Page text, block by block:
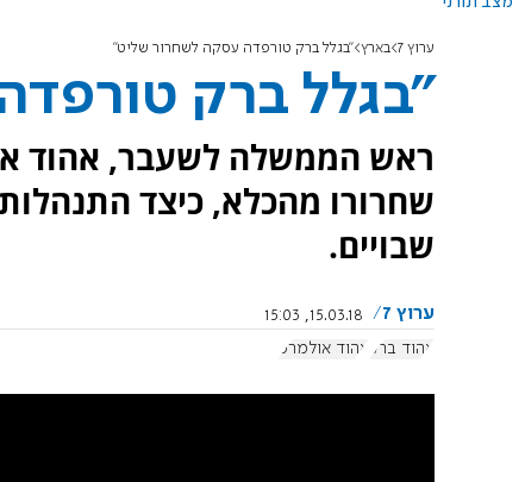
ערוץ 7 בארץ "בגלל ברק טורפדה עסקה לשחרור שליט"
"בגלל ברק
שחרורו מהכלא, כיצד
שבויים.
ערוץ 7
15.03.18, 15:03
אהוד ברק אהוד אולמרט